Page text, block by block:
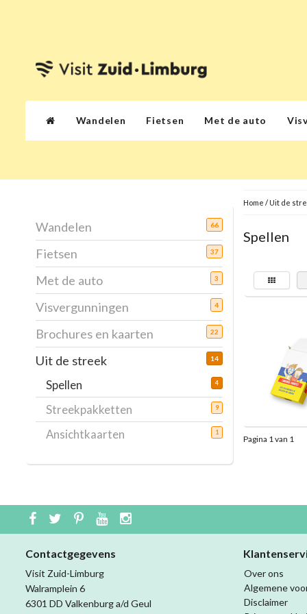
Wandelen Fietsen Met de auto
Wandelen 66
Fietsen 37
Met de auto 3
Visvergunningen 4
Brochures en kaarten 22
Uit de streek 14
Spellen 4
Streekpakketten 9
Ansichtkaarten 1
Home / Uit de
Spellen
Pagina 1 van 1
Contactgegevens
Visit Zuid-Limburg
Walramplein 6
6301 DD Valkenburg a/d Geul
Over ons
Algemene
Disclaimer